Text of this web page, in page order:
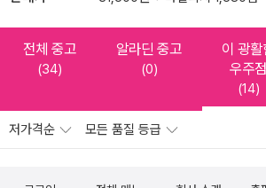
전체 중고
(34)
알라딘 중고
(0)
이 광활
우주점
(14)
저가격순 모든 품질 등급